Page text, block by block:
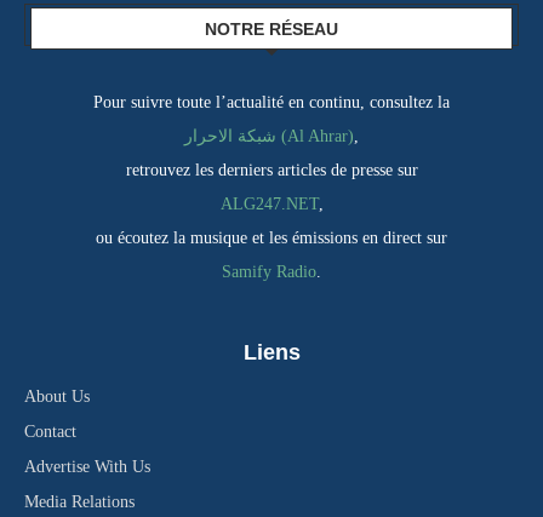
NOTRE RÉSEAU
Pour suivre toute l’actualité en continu, consultez la
شبكة الاحرار (Al Ahrar),
retrouvez les derniers articles de presse sur
ALG247.NET,
ou écoutez la musique et les émissions en direct sur
Samify Radio.
Liens
About Us
Contact
Advertise With Us
Media Relations